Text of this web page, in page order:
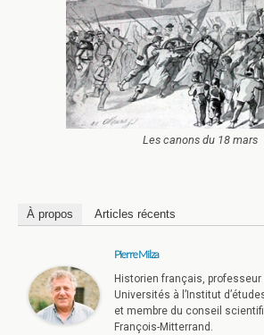
Les canons du 18 mars
À propos Articles récents
Pierre Milza
Historien français,
Universités à l’Institut
et membre du conseil
François-Mitterrand.